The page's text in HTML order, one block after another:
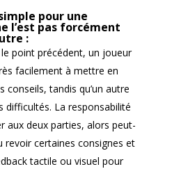
pour une
l’est pas forcément
:
point précédent, un joueur
facilement à mettre en
conseils, tandis qu’un autre
difficultés. La responsabilité
aux deux parties, alors peut-
revoir certaines consignes et
tactile ou visuel pour